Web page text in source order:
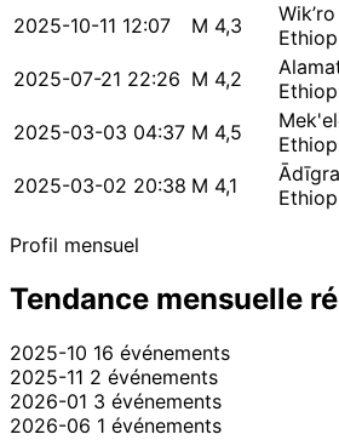
2025-10-11 12:07 M 4,3
Wik’ro
2025-07-21 22:26 M 4,2
2025-03-03 04:37 M 4,5
2025-03-02 20:38 M 4,1
Profil mensuel
Tendance mensuelle
2025-10 16 événements
2025-11 2 événements
2026-01 3 événements
2026-06 1 événements